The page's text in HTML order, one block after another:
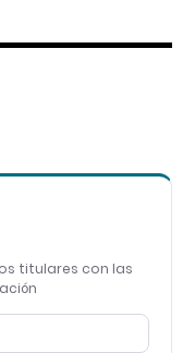
titulares con las